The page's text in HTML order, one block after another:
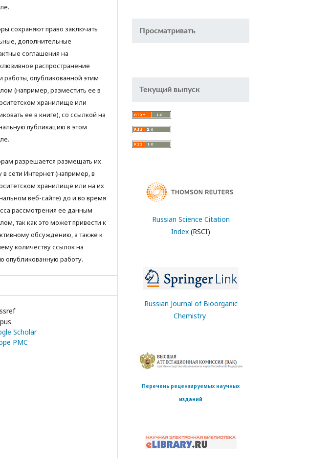
сохраняют право заключать
дополнительные
соглашения на
распространение
работы, опубликованной этим
(например, разместить ее в
хранилище или
ее в книге), со ссылкой на
публикацию в этом
разрешается размещать их
в сети Интернет (например, в
хранилище или на их
веб-сайте) до и во время
рассмотрения ее данным
так как это может привести к
обсуждению, а также к
количеству ссылок на
опубликованную работу.
Просматривать
Текущий выпуск
Russian Science Citation
Index (RSCI)
Russian Journal of Bioorganic
Chemistry
Перечень рецензируемых научных
изданий